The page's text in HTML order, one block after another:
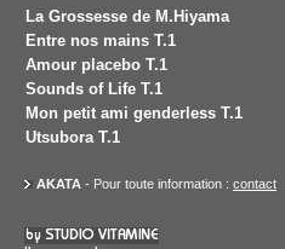
La Grossesse de M.Hiyama
Entre nos mains T.1
Amour placebo T.1
Sounds of Life T.1
Mon petit ami genderless T.1
Utsubora T.1
AKATA - Pour toute information : contact